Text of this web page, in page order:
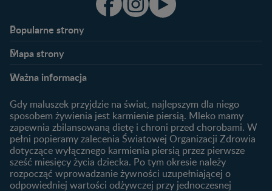
Popularne strony​
Kontakt
FAQ
Produkty
Wyszukiwarka produktów
Nasze marki
Mapa strony​
Plamienie implantacyjne –
Jak zaplanować płeć
dziecka?
Jak rozpoznać dni płodne?
Badania przed ciążą
Planowanie urlopu
macierzyńskiego
1. trymestr ciąży
2. trymestr ciąży
3. trymestr ciąży
Ważna informacja
Gdy maluszek przyjdzie na świat, najlepszym dla niego
sposobem żywienia jest karmienie piersią. Mleko mamy
zapewnia zbilansowaną dietę i chroni przed chorobami. W
pełni popieramy zalecenia Światowej Organizacji Zdrowia
dotyczące wyłącznego karmienia piersią przez pierwsze
sześć miesięcy życia dziecka. Po tym okresie należy
rozpocząć wprowadzanie żywności uzupełniającej o
odpowiedniej wartości odżywczej przy jednoczesnej